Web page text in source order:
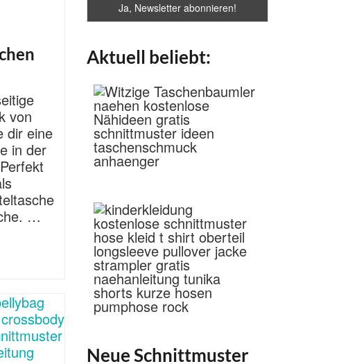
von
dir eine
in der
…
Aktuell beliebt:
Neue Schnittmuster